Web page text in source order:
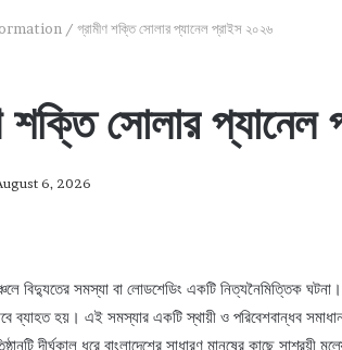
/ গ্রামীণ শক্তি সোলার প্যানেল প্রাইস ২০২৬
শক্তি সোলার
6, 2026
বিদ্যুতের সমস্যা বা লোডশেডিং একটি নিত্যনৈমিত্তিক
ব্যাহত হয়। এই সমস্যার একটি স্থায়ী ও পরিবেশবান্ধব
দীর্ঘকাল ধরে বাংলাদেশের সাধারণ মানুষের কাছে